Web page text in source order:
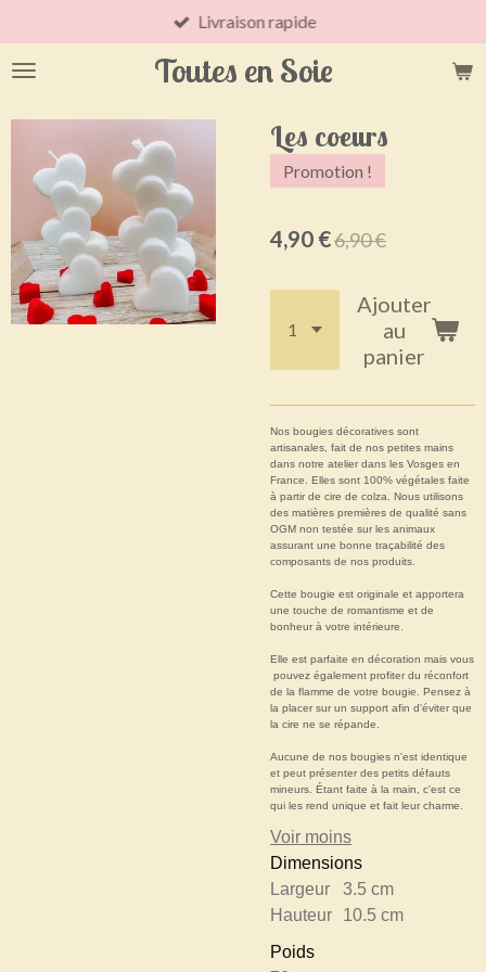
au
contenu
Toutes en Soie
Livraison rapide
Les coeurs
Promotion !
4,90 €6,90 €
Ajouter
au
panier
Nos bougies décoratives sont
artisanales, fait de nos petites mains
dans notre atelier dans les Vosges en
France. Elles sont 100% végétales faite
à partir de cire de colza. Nous utilisons
des matières premières de qualité sans
OGM non testée sur les animaux
assurant une bonne traçabilité des
composants de nos produits.
Cette bougie est originale et apportera
une touche de romantisme et de
bonheur à votre intérieure.
Elle est parfaite en décoration mais vous
pouvez également profiter du réconfort
de la flamme de votre bougie. Pensez à
la placer sur un support afin d'éviter que
la cire ne se répande.
Aucune de nos bougies n'est identique
et peut présenter des petits défauts
mineurs. Étant faite à la main, c'est ce
qui les rend unique et fait leur charme.
Voir moins
Dimensions
Largeur
3.5 cm
Hauteur
10.5 cm
Poids